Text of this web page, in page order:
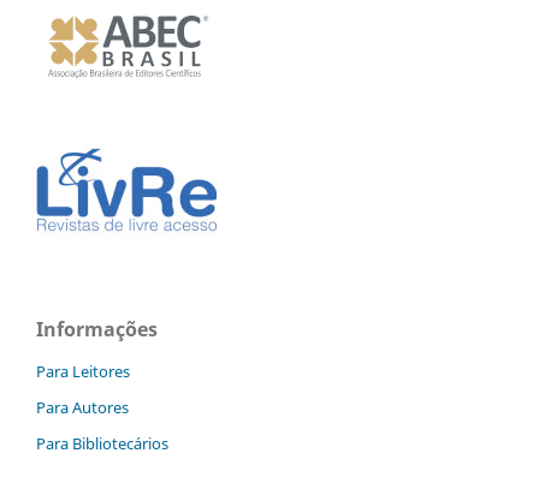
Informações
Para Leitores
Para Autores
Para Bibliotecários